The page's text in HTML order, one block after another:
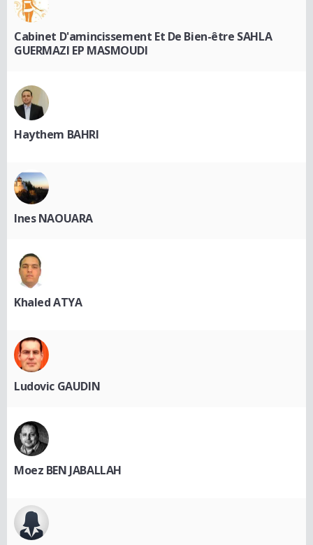
Cabinet D'amincissement Et De Bien-être SAHLA
GUERMAZI EP MASMOUDI
Haythem BAHRI
Ines NAOUARA
Khaled ATYA
Ludovic GAUDIN
Moez BEN JABALLAH